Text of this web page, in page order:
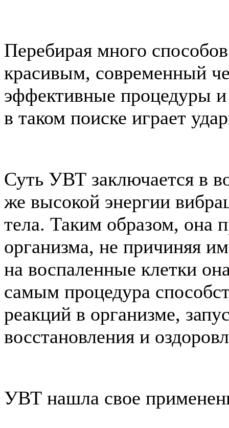
Перебирая много
красивым, современный
эффективные процедуры
в таком поиске играет
Суть УВТ заключается в
же высокой энергии
тела. Таким образом, она
организма, не причиняя
на воспаленные клетки
самым процедура
реакций в организме,
восстановления и
УВТ нашла свое